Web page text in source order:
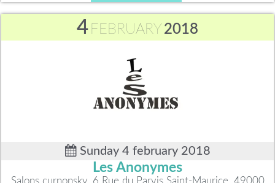
4 FEBRUARY 2018
Sunday 4 february 2018
Les Anonymes